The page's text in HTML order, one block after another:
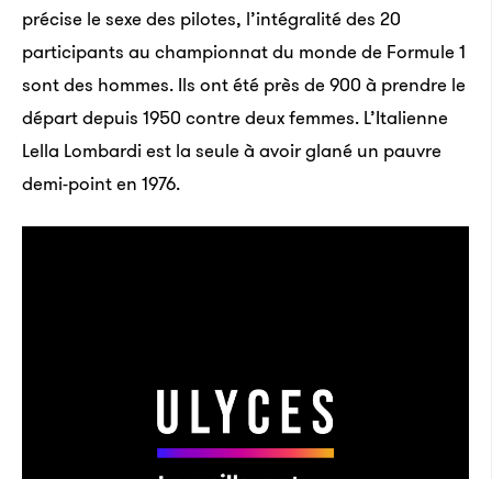
précise le sexe des pilotes, l’intégralité des 20
participants au championnat du monde de Formule 1
sont des hommes. Ils ont été près de 900 à prendre le
départ depuis 1950 contre deux femmes. L’Italienne
Lella Lombardi est la seule à avoir glané un pauvre
demi-point en 1976.